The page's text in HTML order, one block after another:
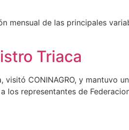
mensual de las principales
Triaca
CONINAGRO, y mantuvo
representantes de